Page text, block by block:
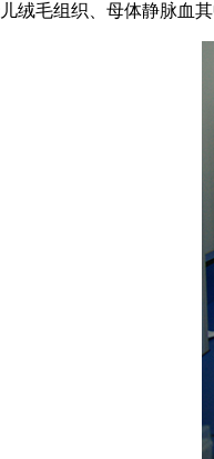
绒毛组织、母体静脉血